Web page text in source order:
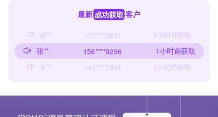
最新 成功获取 客户
165****6588
赵**
173****3837 1小时前获取
张** 156****9296 1小时前获取
李** 145****1904
1小时前获取